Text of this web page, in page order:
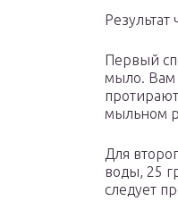
Первый
мыло. Вам
мыльном
Для
воды, 25
следует